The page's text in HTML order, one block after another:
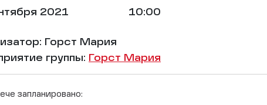
2021 10:00
Горст Мария
группы: Горст Мария
запланировано: